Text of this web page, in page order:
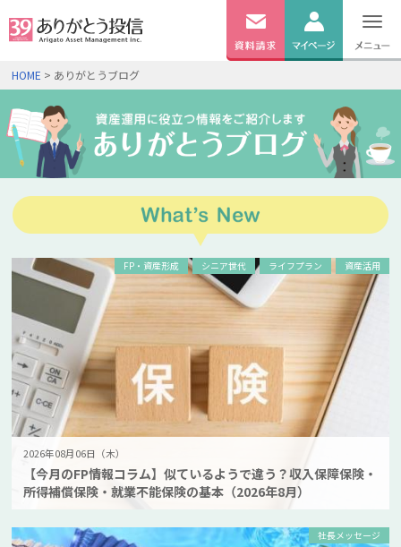
請求
HOME > ありがとうブログ
FP・資産形成 シニア世代 ライフプラン 資産活用
2026年08月06日（木）
【今月のFP情報コラム】似ているようで違う？収入保障保険・
所得補償保険・就業不能保険の基本（2026年8月）
社長メッセージ